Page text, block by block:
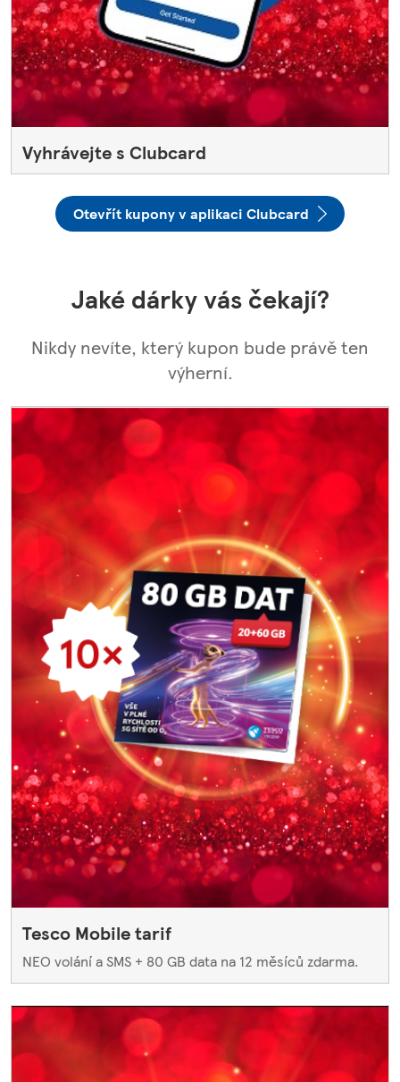
Vyhrávejte s Clubcard
Otevřít kupony v aplikaci Clubcard
Jaké dárky vás čekají?
Nikdy nevíte, který kupon bude právě ten
výherní.
Tesco Mobile tarif
NEO volání a SMS + 80 GB data na 12 měsíců zdarma.